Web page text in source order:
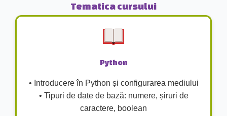
Tematica cursului
Python
• Introducere în Python și configurarea mediului
• Tipuri de date de bază: numere, șiruri de
caractere, boolean